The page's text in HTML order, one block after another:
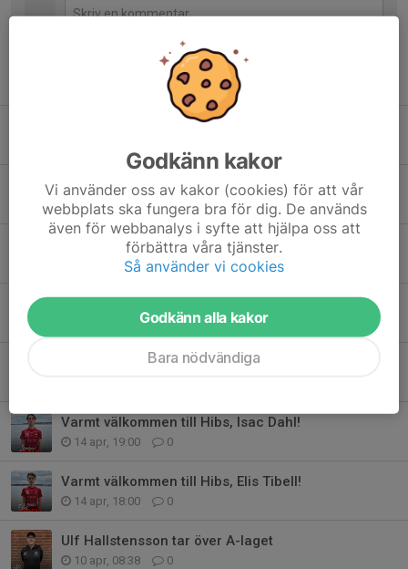
Varmt välkommen tillbaka, Daniel Svensson!
Varmt välkommen tillbaka, Rasmus Ericsson!
18 maj, 14:32 0
Varmt välkommen tillbaka, Filip Nilsson!
7 maj, 09:00 0
20 apr, 17:00 0
Varmt välkommen tillbaka, David Andersson!
Varmt välkommen till Hibs, Isac Dahl!
14 apr, 19:00 0
Varmt välkommen till Hibs, Elis Tibell!
14 apr, 18:00 0
Ulf Hallstensson tar över A-laget
10 apr, 08:38 0
Godkänn kakor
Vi använder oss av kakor (cookies) för att vår
webbplats ska fungera bra för dig. De används
även för webbanalys i syfte att hjälpa oss att
förbättra våra tjänster.
Så använder vi cookies
Godkänn alla kakor
Bara nödvändiga